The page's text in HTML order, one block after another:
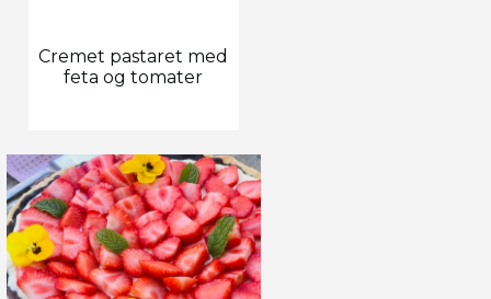
Cremet pastaret med
feta og tomater